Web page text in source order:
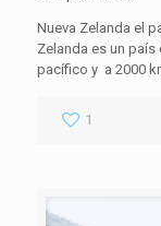
Nueva Zelanda el
Zelanda es un
pacífico y a 2000
1